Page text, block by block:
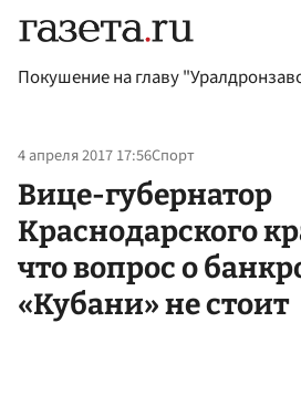
Покушение на главу
4 апреля 2017 17:56Спорт
Вице-губернатор
Краснодарского
что вопрос о
«Кубани» не стоит